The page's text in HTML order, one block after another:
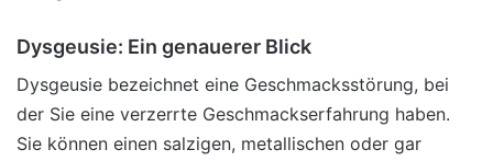
Dysgeusie: Ein genauerer Blick
Dysgeusie bezeichnet eine Geschmacksstörung, bei
der Sie eine verzerrte Geschmackserfahrung haben.
Sie können einen salzigen, metallischen oder gar